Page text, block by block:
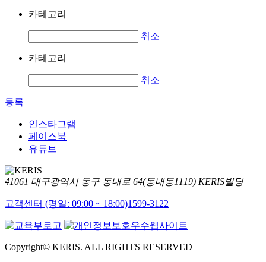
카테고리
취소
카테고리
취소
등록
인스타그램
페이스북
유튜브
41061 대구광역시 동구 동내로 64(동내동1119) KERIS빌딩
고객센터 (평일: 09:00 ~ 18:00)1599-3122
Copyright© KERIS. ALL RIGHTS RESERVED